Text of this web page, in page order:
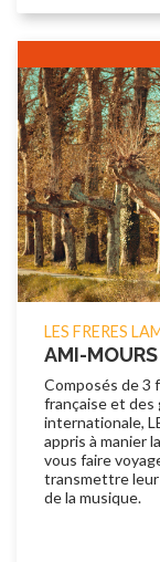
LES FRERES
AMI-MOURS
Composés de 3
française et des
internationale,
appris à manier
vous faire
transmettre leur
de la musique.